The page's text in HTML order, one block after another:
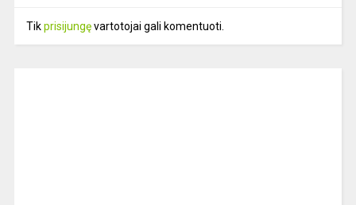
Tikprisijungęvartotojai gali komentuoti.